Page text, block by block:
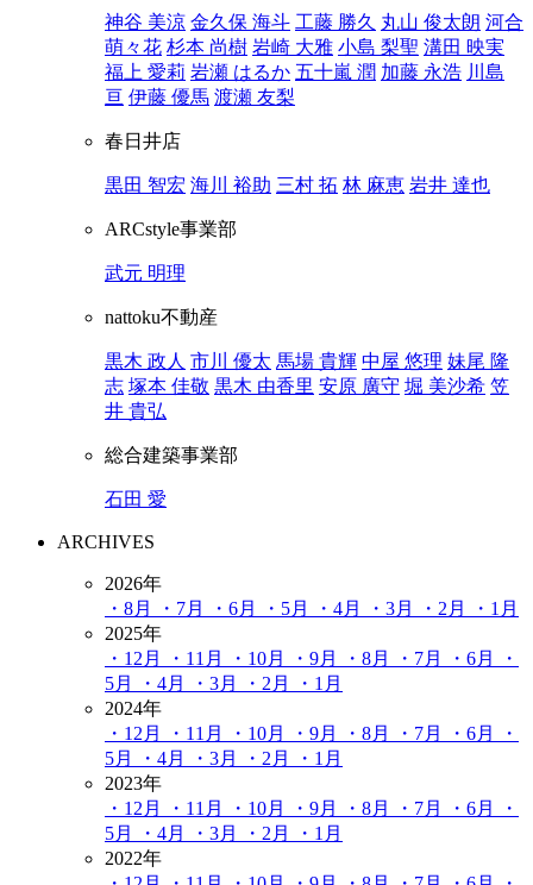
神谷 美涼 金久保 海斗 工藤 勝久 丸山 俊太朗 河合
萌々花 杉本 尚樹 岩崎 大雅 小島 梨聖 溝田 映実
福上 愛莉 岩瀬 はるか 五十嵐 潤 加藤 永浩 川島
亘 伊藤 優馬 渡瀬 友梨
春日井店
黒田 智宏 海川 裕助 三村 拓 林 麻恵 岩井 達也
ARCstyle事業部
武元 明理
nattoku不動産
黒木 政人 市川 優太 馬場 貴輝 中屋 悠理 妹尾 隆
志 塚本 佳敬 黒木 由香里 安原 廣守 堀 美沙希 笠
井 貴弘
総合建築事業部
石田 愛
ARCHIVES
2026年
・8月
・7月 ・6月 ・5月 ・4月 ・3月 ・2月
・1月
2025年
・12月
・11月 ・10月 ・9月 ・8月 ・7月 ・6月
・
5月
・4月 ・3月 ・2月
・1月
2024年
・12月
・11月 ・10月 ・9月 ・8月 ・7月 ・6月
・
5月
・4月 ・3月 ・2月
・1月
2023年
・12月
・11月 ・10月 ・9月 ・8月 ・7月 ・6月
・
5月
・4月 ・3月 ・2月
・1月
2022年